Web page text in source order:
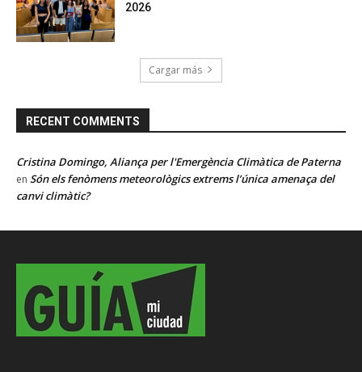
2026
Cargar más
RECENT COMMENTS
Cristina Domingo, Aliança per l'Emergència Climàtica de Paterna
en Són els fenòmens meteorològics extrems l’única amenaça del
canvi climàtic?